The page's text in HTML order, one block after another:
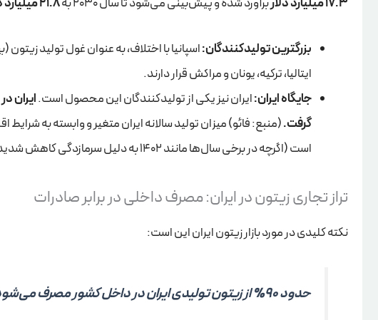
بزرگترین تولیدکنندگان:
ایتالیا، ترکیه، یونان و مراکش قرار دارند.
جایگاه ایران:ایران نیز یکی از تولیدکنندگان این محصول است.
گرفت.(منبع: فائو) میزان تولید سالانه ایران متغیر و وابسته به
است (اگرچه در برخی سال‌ها مانند 1402 به دلیل سرمازدگی کاهش شدیدی را تجربه کرد).
تراز تجاری زیتون در ایران: مصرف داخلی در برابر صادرات
نکته کلیدی در مورد بازار زیتون ایران این است:
حدود 90% از زیتون تولیدی ایران در داخل کشور مصرف می‌شود.